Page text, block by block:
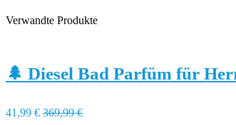
Verwandte Produkte
🌲 Diesel Bad Parfüm für
41,99 € 369,99 €